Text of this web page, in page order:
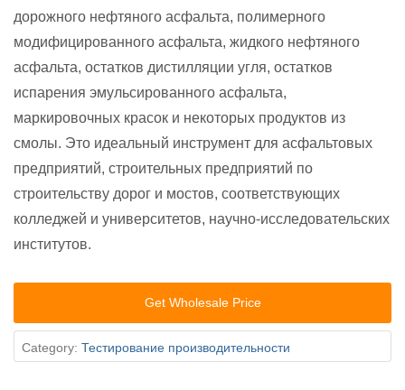
дорожного нефтяного асфальта, полимерного
модифицированного асфальта, жидкого нефтяного
асфальта, остатков дистилляции угля, остатков
испарения эмульсированного асфальта,
маркировочных красок и некоторых продуктов из
смолы. Это идеальный инструмент для асфальтовых
предприятий, строительных предприятий по
строительству дорог и мостов, соответствующих
колледжей и университетов, научно-исследовательских
институтов.
Get Wholesale Price
Category: Тестирование производительности